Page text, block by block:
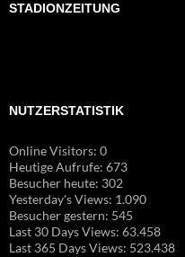
STADIONZEITUNG
NUTZERSTATISTIK
Online Visitors: 0
Heutige Aufrufe: 673
Besucher heute: 302
Yesterday's Views: 1.090
Besucher gestern: 545
Last 30 Days Views: 63.458
Last 365 Days Views: 523.438